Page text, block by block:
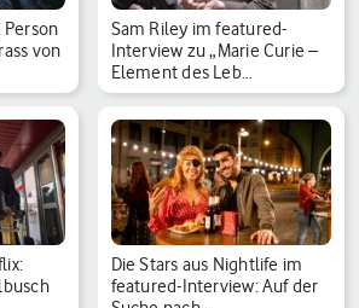
Person
von
Sam Riley im featured-
Interview zu „Marie Curie –
Element des Leb…
Die Stars aus Nightlife im
featured-Interview: Auf der